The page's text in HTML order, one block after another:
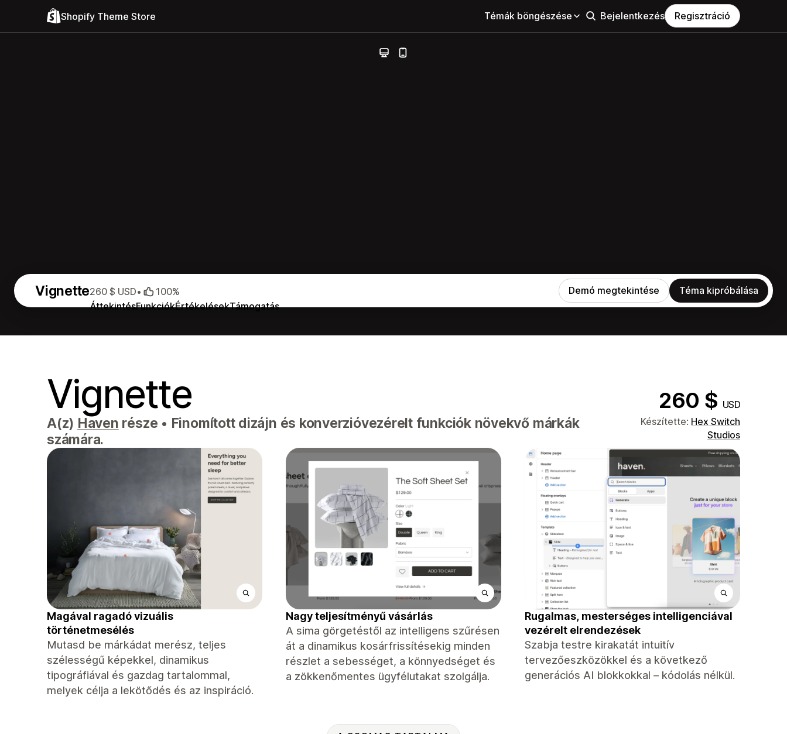
Shopify Theme Store Témák böngészése Bejelentkezés Regisztráció
Vignette
ÁttekintésFunkciókÉrtékelésekTámogatás
260 $ USD• 100% Demó megtekintése Téma kipróbálása
Vignette 260 $ USD
A(z) Haven része • Finomított dizájn és konverzióvezérelt funkciók növekvő márkák
számára.
Készítette: Hex Switch
Studios
Magával ragadó vizuális
történetmesélés
Mutasd be márkádat merész, teljes
szélességű képekkel, dinamikus
tipográfiával és gazdag tartalommal,
melyek célja a lekötődés és az inspiráció.
Nagy teljesítményű vásárlás
A sima görgetéstől az intelligens szűrésen
át a dinamikus kosárfrissítésekig minden
részlet a sebességet, a könnyedséget és
a zökkenőmentes ügyfélutakat szolgálja.
Rugalmas, mesterséges intelligenciával
vezérelt elrendezések
Szabja testre kirakatát intuitív
tervezőeszközökkel és a következő
generációs AI blokkokkal – kódolás nélkül.